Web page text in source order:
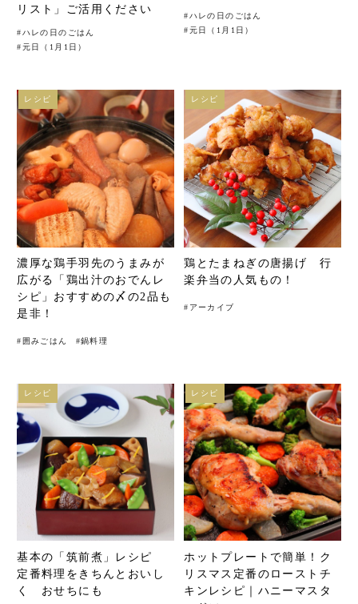
リスト」ご活用ください
#ハレの日のごはん
#元日（1月1日）
#ハレの日のごはん
#元日（1月1日）
濃厚な鶏手羽先のうまみが
広がる「鶏出汁のおでんレ
シピ」おすすめの〆の2品も
是非！
# 囲みごはん #鍋料理
レシピ
鶏とたまねぎの唐揚げ 行
楽弁当の人気もの！
# アーカイブ
レシピ
基本の「筑前煮」レシピ
定番料理をきちんとおいし
く おせちにも
レシピ
ホットプレートで簡単！ク
リスマス定番のローストチ
キンレシピ｜ハニーマスタ
レシピ